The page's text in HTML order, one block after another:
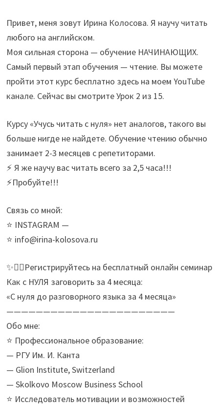
Привет, меня зовут Ирина Колосова. Я научу читать
любого на английском.
Моя сильная сторона — обучение НАЧИНАЮЩИХ.
Самый первый этап обучения — чтение. Вы можете
пройти этот курс бесплатно здесь на моем YouTube
канале. Сейчас вы смотрите Урок 2 из 15.
Курсу «Учусь читать с нуля» нет аналогов, такого вы
больше нигде не найдете. Обучение чтению обычно
занимает 2-3 месяцев с репетиторами.
⚡️ Я же научу вас читать всего за 2,5 часа!!!
⚡️Пробуйте!!!
Связь со мной:
⭐ INSTAGRAM —
⭐ info@irina-kolosova.ru
✨💁‍♀️Регистрируйтесь на бесплатный онлайн семинар
Как с НУЛЯ заговорить за 4 месяца:
«C нуля до разговорного языка за 4 месяца»
———————————————————————
Обо мне:
⭐ Профессиональное образование:
— РГУ Им. И. Канта
— Glion Institute, Switzerland
— Skolkovo Moscow Business School
⭐ Исследователь мотивации и возможностей